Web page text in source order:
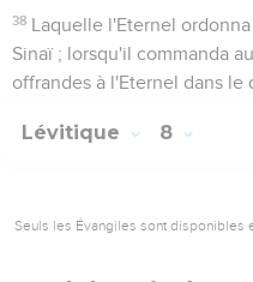
38 Laquelle l'Eternel
Sinaï ; lorsqu'il commanda
offrandes à l'Eternel dans le
Lévitique 8
Seuls les Évangiles sont disponibles